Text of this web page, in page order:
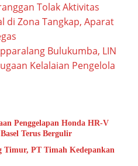
Tolak Aktivitas
di Zona Tangkap, Aparat
Bulukumba, LIN
Kelalaian Pengelola
Penggelapan Honda HR-V
Terus Bergulir
PT Timah Kedepankan